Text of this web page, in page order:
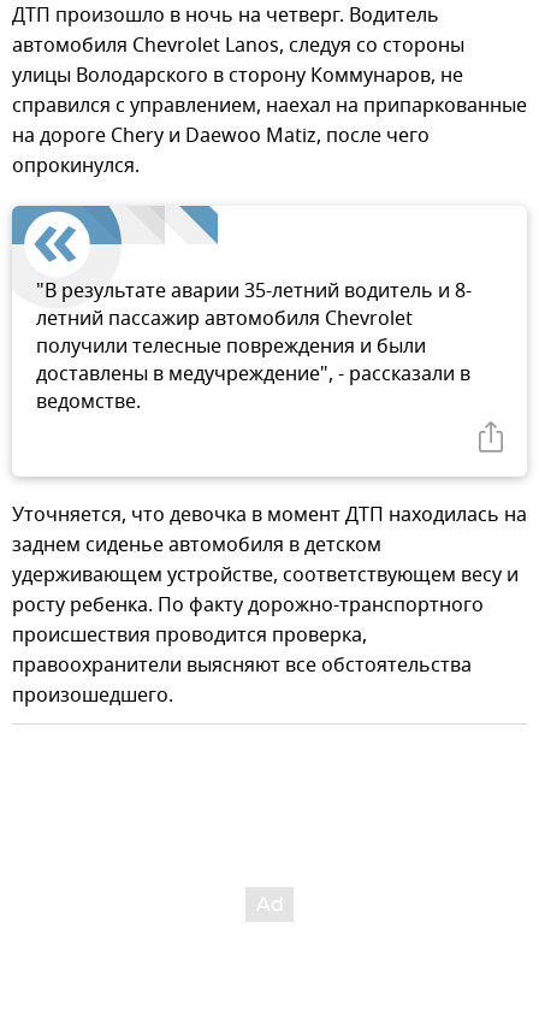
ДТП произошло в ночь на четверг. Водитель
автомобиля Chevrolet Lanos, следуя со стороны
улицы Володарского в сторону Коммунаров, не
справился с управлением, наехал на припаркованные
на дороге Chery и Daewoo Matiz, после чего
опрокинулся.
"В результате аварии 35-летний водитель и 8-
летний пассажир автомобиля Chevrolet
получили телесные повреждения и были
доставлены в медучреждение", - рассказали в
ведомстве.
Уточняется, что девочка в момент ДТП находилась на
заднем сиденье автомобиля в детском
удерживающем устройстве, соответствующем весу и
росту ребенка. По факту дорожно-транспортного
происшествия проводится проверка,
правоохранители выясняют все обстоятельства
произошедшего.